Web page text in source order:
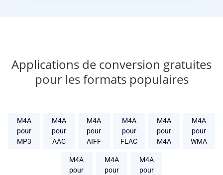
Applications de conversion gratuites
pour les formats populaires
M4A
pour
MP3
M4A
pour
AAC
M4A
pour
AIFF
M4A
pour
FLAC
M4A
pour
M4A
M4A
pour
WMA
M4A
pour
M4A
pour
M4A
pour